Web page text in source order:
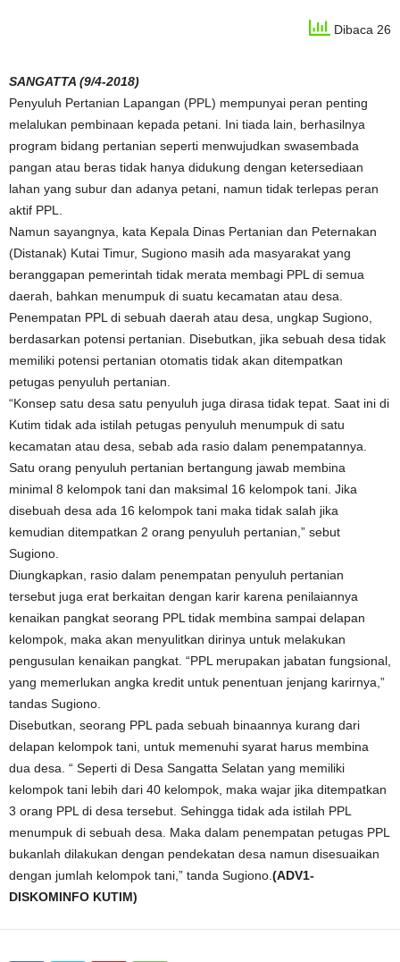
Dibaca 26
SANGATTA (9/4-2018)
Penyuluh Pertanian Lapangan (PPL) mempunyai peran penting
melalukan pembinaan kepada petani. Ini tiada lain, berhasilnya
program bidang pertanian seperti menwujudkan swasembada
pangan atau beras tidak hanya didukung dengan ketersediaan
lahan yang subur dan adanya petani, namun tidak terlepas peran
aktif PPL.
Namun sayangnya, kata Kepala Dinas Pertanian dan Peternakan
(Distanak) Kutai Timur, Sugiono masih ada masyarakat yang
beranggapan pemerintah tidak merata membagi PPL di semua
daerah, bahkan menumpuk di suatu kecamatan atau desa.
Penempatan PPL di sebuah daerah atau desa, ungkap Sugiono,
berdasarkan potensi pertanian. Disebutkan, jika sebuah desa tidak
memiliki potensi pertanian otomatis tidak akan ditempatkan
petugas penyuluh pertanian.
“Konsep satu desa satu penyuluh juga dirasa tidak tepat. Saat ini di
Kutim tidak ada istilah petugas penyuluh menumpuk di satu
kecamatan atau desa, sebab ada rasio dalam penempatannya.
Satu orang penyuluh pertanian bertangung jawab membina
minimal 8 kelompok tani dan maksimal 16 kelompok tani. Jika
disebuah desa ada 16 kelompok tani maka tidak salah jika
kemudian ditempatkan 2 orang penyuluh pertanian,” sebut
Sugiono.
Diungkapkan, rasio dalam penempatan penyuluh pertanian
tersebut juga erat berkaitan dengan karir karena penilaiannya
kenaikan pangkat seorang PPL tidak membina sampai delapan
kelompok, maka akan menyulitkan dirinya untuk melakukan
pengusulan kenaikan pangkat. “PPL merupakan jabatan fungsional,
yang memerlukan angka kredit untuk penentuan jenjang karirnya,”
tandas Sugiono.
Disebutkan, seorang PPL pada sebuah binaannya kurang dari
delapan kelompok tani, untuk memenuhi syarat harus membina
dua desa. “ Seperti di Desa Sangatta Selatan yang memiliki
kelompok tani lebih dari 40 kelompok, maka wajar jika ditempatkan
3 orang PPL di desa tersebut. Sehingga tidak ada istilah PPL
menumpuk di sebuah desa. Maka dalam penempatan petugas PPL
bukanlah dilakukan dengan pendekatan desa namun disesuaikan
dengan jumlah kelompok tani,” tanda Sugiono. (ADV1-
DISKOMINFO KUTIM)